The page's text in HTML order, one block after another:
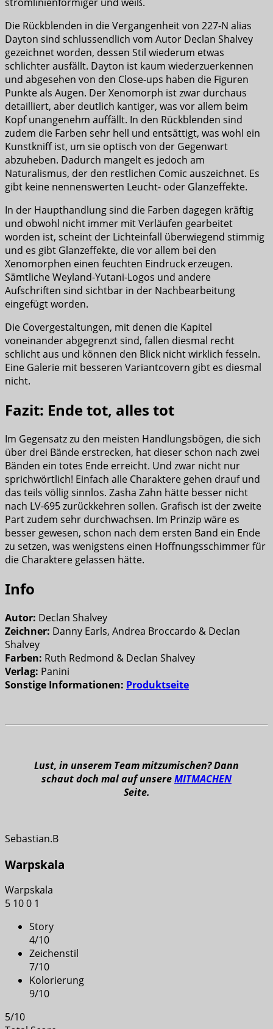
Die Rückblenden in die Vergangenheit von 227-N alias
Dayton sind schlussendlich vom Autor Declan Shalvey
gezeichnet worden, dessen Stil wiederum etwas
schlichter ausfällt. Dayton ist kaum wiederzuerkennen
und abgesehen von den Close-ups haben die Figuren
Punkte als Augen. Der Xenomorph ist zwar durchaus
detailliert, aber deutlich kantiger, was vor allem beim
Kopf unangenehm auffällt. In den Rückblenden sind
zudem die Farben sehr hell und entsättigt, was wohl ein
Kunstkniff ist, um sie optisch von der Gegenwart
abzuheben. Dadurch mangelt es jedoch am
Naturalismus, der den restlichen Comic auszeichnet. Es
gibt keine nennenswerten Leucht- oder Glanzeffekte.
In der Haupthandlung sind die Farben dagegen kräftig
und obwohl nicht immer mit Verläufen gearbeitet
worden ist, scheint der Lichteinfall überwiegend stimmig
und es gibt Glanzeffekte, die vor allem bei den
Xenomorphen einen feuchten Eindruck erzeugen.
Sämtliche Weyland-Yutani-Logos und andere
Aufschriften sind sichtbar in der Nachbearbeitung
eingefügt worden.
Die Covergestaltungen, mit denen die Kapitel
voneinander abgegrenzt sind, fallen diesmal recht
schlicht aus und können den Blick nicht wirklich fesseln.
Eine Galerie mit besseren Variantcovern gibt es diesmal
nicht.
Fazit: Ende tot, alles tot
Im Gegensatz zu den meisten Handlungsbögen, die sich
über drei Bände erstrecken, hat dieser schon nach zwei
Bänden ein totes Ende erreicht. Und zwar nicht nur
sprichwörtlich! Einfach alle Charaktere gehen drauf und
das teils völlig sinnlos. Zasha Zahn hätte besser nicht
nach LV-695 zurückkehren sollen. Grafisch ist der zweite
Part zudem sehr durchwachsen. Im Prinzip wäre es
besser gewesen, schon nach dem ersten Band ein Ende
zu setzen, was wenigstens einen Hoffnungsschimmer für
die Charaktere gelassen hätte.
Info
Autor: Declan Shalvey
Zeichner: Danny Earls, Andrea Broccardo & Declan
Shalvey
Farben: Ruth Redmond & Declan Shalvey
Verlag: Panini
Sonstige Informationen: Produktseite
Lust, in unserem Team mitzumischen? Dann
schaut doch mal auf unsereMITMACHEN
Seite.
Sebastian.B
Warpskala
Warpskala
5 100 1
Story
4/10
Zeichenstil
7/10
Kolorierung
9/10
5/10